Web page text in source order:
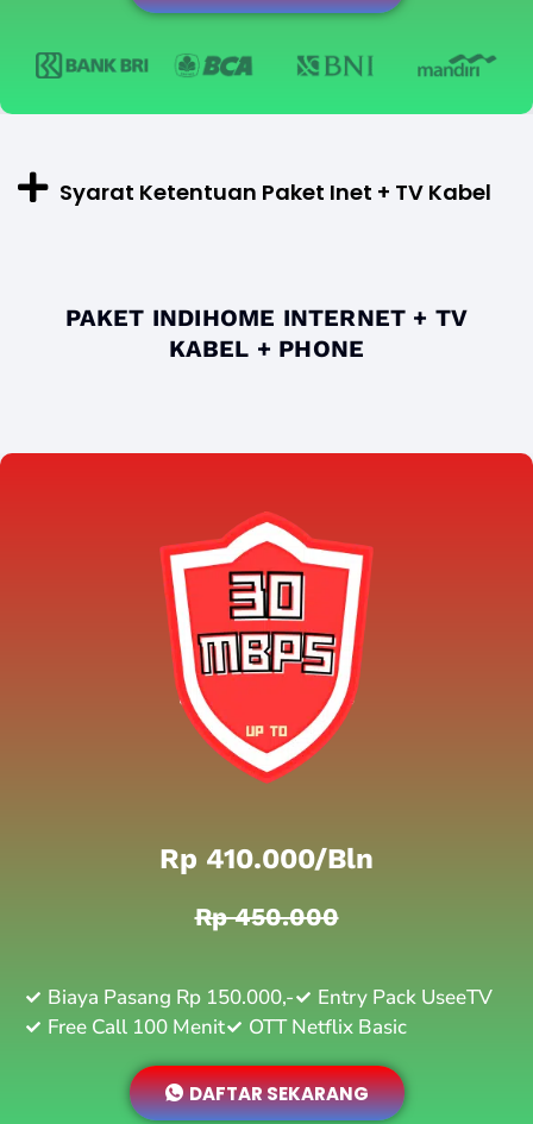
Syarat Ketentuan Paket Inet + TV Kabel
PAKET INDIHOME INTERNET + TV
KABEL + PHONE
Rp 410.000/bln
Rp 450.000
Biaya Pasang Rp 150.000,-
Entry Pack UseeTV
Free Call 100 Menit
OTT Netflix Basic
DAFTAR SEKARANG